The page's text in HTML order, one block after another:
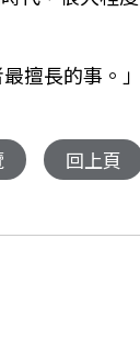
擅長的事。」
回上頁